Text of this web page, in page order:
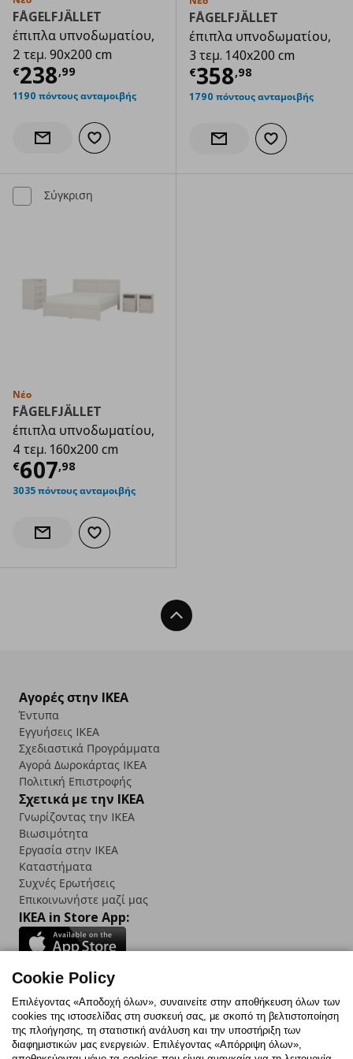
FÅGELFJÄLLET
έπιπλα υπνοδωματίου,
2 τεμ. 90x200 cm
€238,99
Τρέχουσα τιμή € 238,99
1190 πόντους ανταμοιβής
Ενημέρωση διαθεσιμότητας
Προσθήκη στα αγαπημένα
FÅGELFJÄLLET
έπιπλα υπνοδωματίου,
3 τεμ. 140x200 cm
€358,98
Τρέχουσα
1790 πόντους ανταμοιβής
Ενημέρωση διαθεσιμότητας
Προσθήκη στα
Σύγκριση
Νέο
FÅGELFJÄLLET
έπιπλα υπνοδωματίου,
4 τεμ. 160x200 cm
€607,98
Τρέχουσα τιμή
3035 πόντους ανταμοιβής
Ενημέρωση διαθεσιμότητας
Προσθήκη στα αγαπημένα
Back To Top
Αγορές στην IKEA
Έντυπα
Εγγυήσεις IKEA
Σχεδιαστικά Προγράμματα
Αγορά Δωρoκάρτας IKEA
Πολιτική Επιστροφής
Σχετικά με την IKEA
Γνωρίζοντας την IKEA
Βιωσιμότητα
Εργασία στην IKEA
Καταστήματα
Συχνές Ερωτήσεις
Επικοινωνήστε μαζί μας
IKEA in Store App:
Follow us:
FacebookInstagram
TikTokYoutubePinterestTwitter
Cookie Policy
Επιλέγοντας «Αποδοχή όλων», συναινείτε στην αποθήκευση όλων των
cookies της ιστοσελίδας στη συσκευή σας, με σκοπό τη βελτιστοποίηση
της πλοήγησης, τη στατιστική ανάλυση και την υποστήριξη των
διαφημιστικών μας ενεργειών. Επιλέγοντας «Απόρριψη όλων»,